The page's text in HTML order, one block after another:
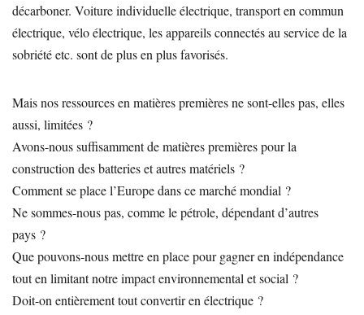
décarboner. Voiture individuelle électrique, transport en commun
électrique, vélo électrique, les appareils connectés au service de la
sobriété etc. sont de plus en plus favorisés.
Mais nos ressources en matières premières ne sont-elles pas, elles
aussi, limitées ?
Avons-nous suffisamment de matières premières pour la
construction des batteries et autres matériels ?
Comment se place l’Europe dans ce marché mondial ?
Ne sommes-nous pas, comme le pétrole, dépendant d’autres
pays ?
Que pouvons-nous mettre en place pour gagner en indépendance
tout en limitant notre impact environnemental et social ?
Doit-on entièrement tout convertir en électrique ?